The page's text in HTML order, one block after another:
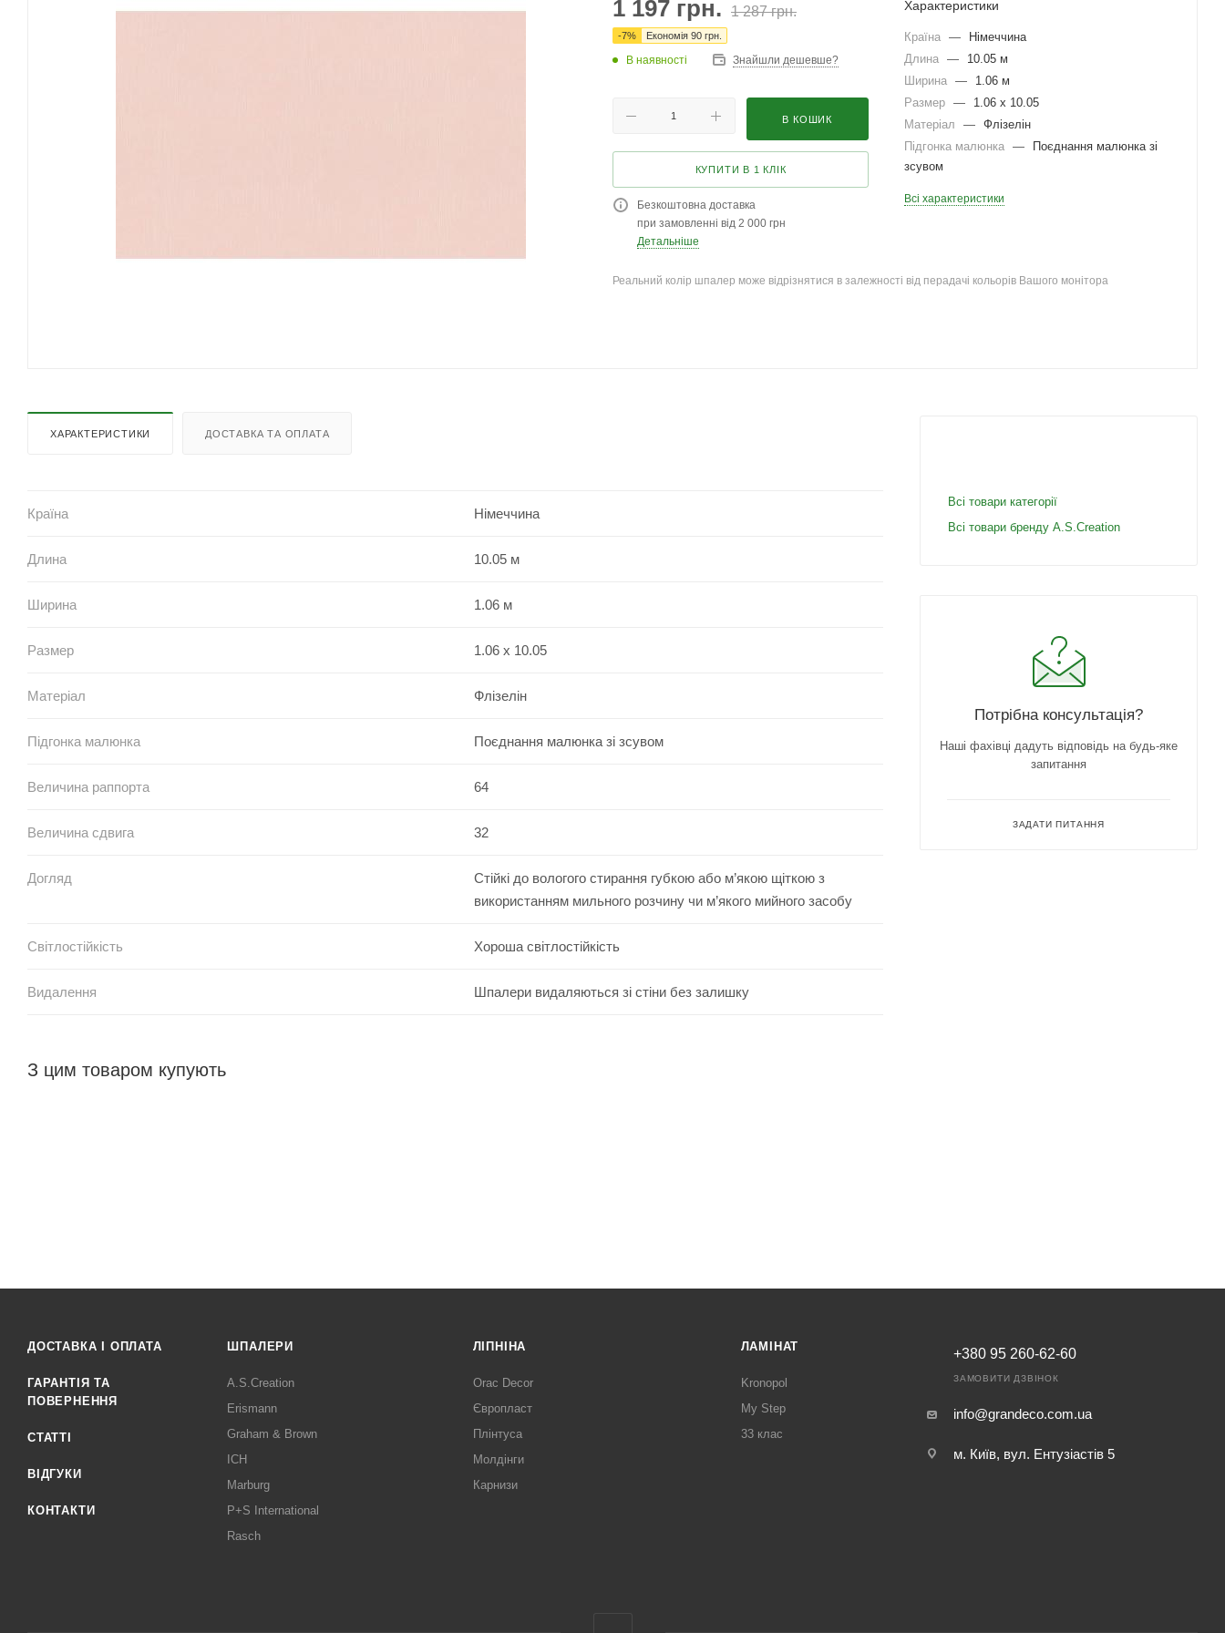
1 197 грн. 1 287грн.
-7% Економія 90 грн.
В наявності Знайшли дешевше?
В КОШИК
КУПИТИ В 1 КЛІК
Безкоштовна доставка
при замовленні від 2 000 грн
Детальніше
Характеристики
Країна —
Німеччина
Длина —
10.05 м
Ширина —
1.06 м
Размер —
1.06 x 10.05
Матеріал
— Флізелін
Підгонка малюнка —
Поєднання малюнка зі
зсувом
Всі характеристики
Реальний колір шпалер може відрізнятися в залежності від перадачі кольорів Вашого монітора
ХАРАКТЕРИСТИКИ ДОСТАВКА ТА ОПЛАТА
Країна Німеччина
Длина 10.05 м
Ширина 1.06 м
Размер 1.06 x 10.05
Матеріал Флізелін
Підгонка малюнка Поєднання малюнка зі зсувом
Величина раппорта 64
Величина сдвига 32
Догляд
Стійкі до вологого стирання губкою або м’якою щіткою з
використанням мильного розчину чи м’якого мийного засобу
Світлостійкість Хороша світлостійкість
Видалення Шпалери видаляються зі стіни без залишку
З цим товаром купують
Всі товари категорії
Всі товари бренду A.S.Creation
Потрібна консультація?
Наші фахівці дадуть відповідь на будь-яке
запитання
ЗАДАТИ ПИТАННЯ
ДОСТАВКА І ОПЛАТА
ГАРАНТІЯ ТА
ПОВЕРНЕННЯ
СТАТТІ
ВІДГУКИ
КОНТАКТИ
ШПАЛЕРИ
A.S.Creation
Erismann
Graham & Brown
ICH
Marburg
P+S International
Rasch
ЛІПНІНА
Orac Decor
Європласт
Плінтуса
Молдінги
Карнизи
ЛАМІНАТ
Kronopol
My Step
33 клас
+380 95 260-62-60
ЗАМОВИТИ ДЗВІНОК
info@grandeco.com.ua
м. Київ, вул. Ентузіастів 5